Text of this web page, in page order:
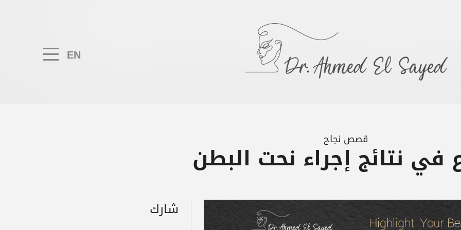
EN
قصص نجاح
في نتائج إجراء نحت البطن
شارك